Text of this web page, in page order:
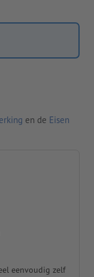
en de Eisen
eenvoudig zelf